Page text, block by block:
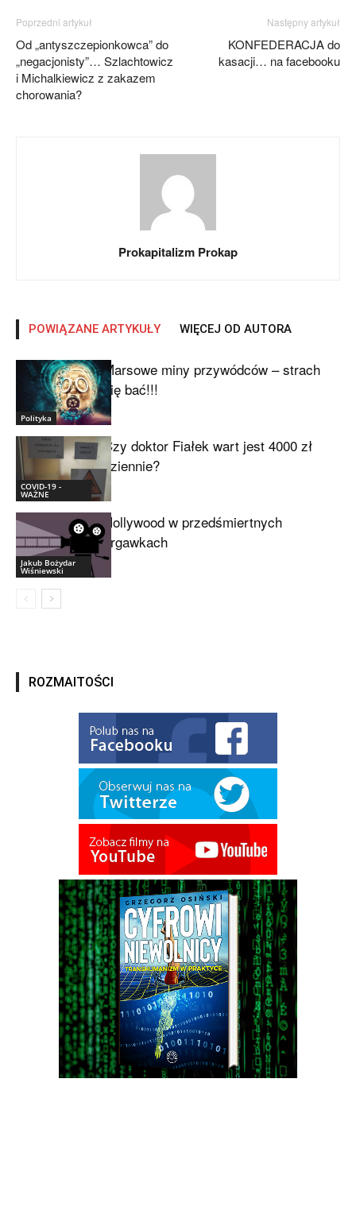
Poprzedni artykuł
Od „antyszczepionkowca” do
„negacjonisty”… Szlachtowicz
i Michalkiewicz z zakazem
chorowania?
Następny artykuł
KONFEDERACJA do
kasacji… na facebooku
Prokapitalizm Prokap
POWIĄZANE ARTYKUŁY WIĘCEJ OD AUTORA
Polityka
Marsowe miny przywódców – strach
się bać!!!
COVID-19 -
WAŻNE
Czy doktor Fiałek wart jest 4000 zł
dziennie?
Jakub Bożydar
Wiśniewski
Hollywood w przedśmiertnych
drgawkach
ROZMAITOŚCI